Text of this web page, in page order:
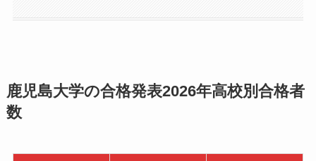
鹿児島大学の合格発表2026年高校別合格者
数